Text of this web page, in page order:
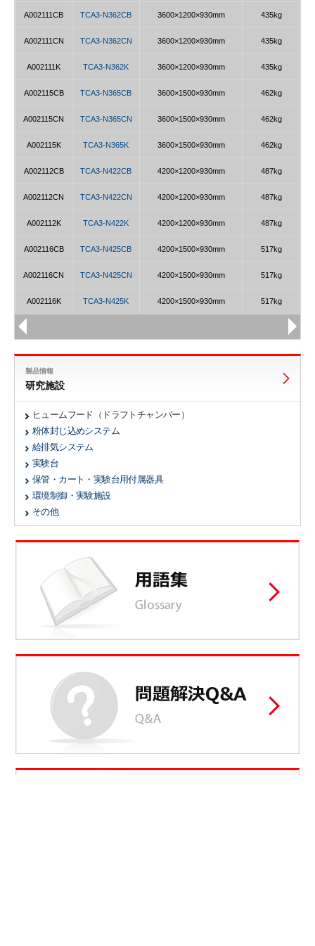
A002111CB TCA3-N362CB 3600×1200×930mm 435kg
A002111CN TCA3-N362CN 3600×1200×930mm 435kg
A002111K TCA3-N362K 3600×1200×930mm 435kg
A002115CB TCA3-N365CB 3600×1500×930mm 462kg
A002115CN TCA3-N365CN 3600×1500×930mm 462kg
A002115K TCA3-N365K 3600×1500×930mm 462kg
A002112CB TCA3-N422CB 4200×1200×930mm 487kg
A002112CN TCA3-N422CN 4200×1200×930mm 487kg
A002112K TCA3-N422K 4200×1200×930mm 487kg
A002116CB TCA3-N425CB 4200×1500×930mm 517kg
A002116CN TCA3-N425CN 4200×1500×930mm 517kg
A002116K TCA3-N425K 4200×1500×930mm 517kg
製品情報
研究施設
ヒュームフード（ドラフトチャンバー）
粉体封じ込めシステム
給排気システム
実験台
保管・カート・実験台用付属器具
環境制御・実験施設
その他